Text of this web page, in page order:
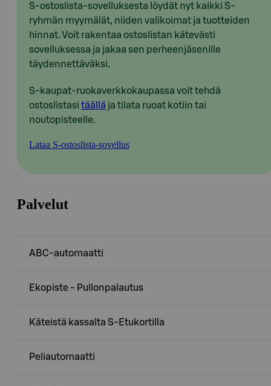
S-ostoslista-sovelluksesta löydät nyt kaikki S-
ryhmän myymälät, niiden valikoimat ja tuotteiden
hinnat. Voit rakentaa ostoslistan kätevästi
sovelluksessa ja jakaa sen perheenjäsenille
täydennettäväksi.
S-kaupat-ruokaverkkokaupassa voit tehdä
ostoslistasi täällä ja tilata ruoat kotiin tai
noutopisteelle.
Lataa S-ostoslista-sovellus
Palvelut
ABC-automaatti
Ekopiste - Pullonpalautus
Käteistä kassalta S-Etukortilla
Peliautomaatti